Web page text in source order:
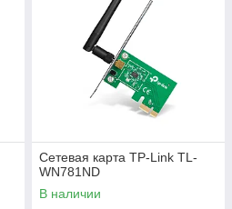
Сетевая карта TP-Link TL-
WN781ND
В наличии